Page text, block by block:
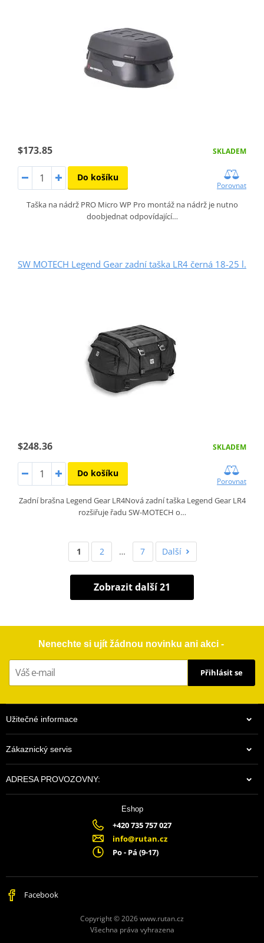
$173.85 SKLADEM
Do košíku
Porovnat
Taška na nádrž PRO Micro WP Pro montáž na nádrž je nutno
doobjednat odpovídající…
SW MOTECH Legend Gear zadní taška LR4 černá 18-25 l.
$248.36 SKLADEM
Do košíku
Porovnat
Zadní brašna Legend Gear LR4Nová zadní taška Legend Gear LR4
rozšiřuje řadu SW-MOTECH o…
1 2 … 7 Další
Zobrazit další 21
Nenechte si ujít žádnou novinku ani akci -
Přihlásit se
Užitečné informace
Zákaznický servis
ADRESA PROVOZOVNY:
Eshop
+420 735 757 027
info@rutan.cz
Po - Pá (9-17)
Facebook
Copyright © 2026 www.rutan.cz
Všechna práva vyhrazena